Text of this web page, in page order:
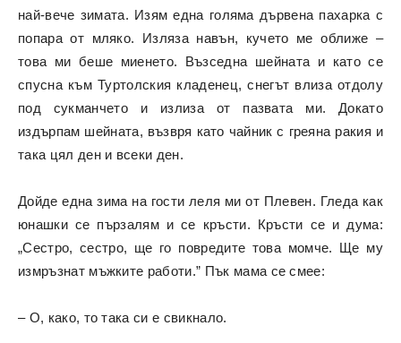
най-вече зимата. Изям една голяма дървена пахарка с
попара от мляко. Изляза навън, кучето ме оближе –
това ми беше миенето. Възседна шейната и като се
спусна към Туртолския кладенец, снегът влиза отдолу
под сукманчето и излиза от пазвата ми. Докато
издърпам шейната, възвря като чайник с греяна ракия и
така цял ден и всеки ден.
Дойде една зима на гости леля ми от Плевен. Гледа как
юнашки се пързалям и се кръсти. Кръсти се и дума:
„Сестро, сестро, ще го повредите това момче. Ще му
измръзнат мъжките работи.” Пък мама се смее:
– О, како, то така си е свикнало.